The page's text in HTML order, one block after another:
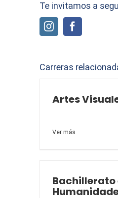
Te invitamos a
Carreras
Artes
Bachillerato